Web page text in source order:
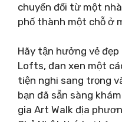
chuyển đổi từ một
phố thành một chỗ ở
Hãy tận hưởng vẻ
Lofts, đan xen một
tiện nghi sang trọng
bạn đã sẵn sàng
gia Art Walk địa